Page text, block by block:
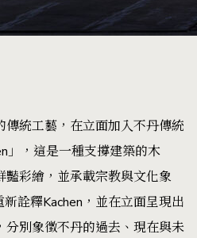
統工藝，在立面加入不丹傳統
」，這是一種支撐建築的木
彩繪，並承載宗教與文化象
詮釋Kachen，並在立面呈現出
別象徵不丹的過去、現在與未